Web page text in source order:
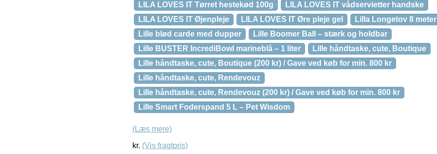
LILA LOVES IT Tørret hestekød 100g
LILA LOVES IT vådservietter handske
LILA LOVES IT Øjenpleje
LILA LOVES IT Øre pleje gel
Lilla Longetov 8 meter
Lille blød carde med dupper
Lille Boomer Ball – stærk og holdbar
Lille BUSTER IncrediBowl marineblå – 1 liter
Lille håndtaske, cute, Boutique
Lille håndtaske, cute, Boutique (200 kr) / Gave ved køb for min. 800 kr
Lille håndtaske, cute, Rendevouz
Lille håndtaske, cute, Rendevouz (200 kr) / Gave ved køb for min. 800 kr
Lille Smart Foderspand 5 L – Pet Wisdom
(Læs mere)
kr. (Vis fragtpris)